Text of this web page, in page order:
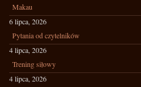
Makau
6 lipca, 2026
Pytania od czytelników
4 lipca, 2026
Trening siłowy
4 lipca, 2026